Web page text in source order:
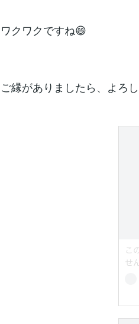
ワクワクですね😄
ご縁がありましたら、よろ